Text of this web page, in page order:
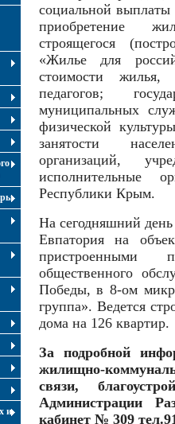
и
социальной
приобретение
строящегося
«Жилье для
стоимости жилья,
педагогов;
муниципальных
физической
занятости
организаций,
исполнительные
Республики Крым.
На сегодняшний день
Евпатория на
пристроенными
общественного
Победы, в 8-ом
группа». Ведется
дома на 126 квартир.
За подробной
жилищно-
связи,
Администрации
кабинет № 309